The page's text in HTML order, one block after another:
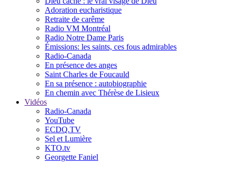
Adoration eucharistique
Retraite de carême
Radio VM Montréal
Radio Notre Dame Paris
Émissions: les saints, ces fous admirables
Radio-Canada
En présence des anges
Saint Charles de Foucauld
En sa présence : autobiographie
En chemin avec Thérèse de Lisieux
Vidéos
Radio-Canada
YouTube
ECDQ.TV
Sel et Lumière
KTO.tv
Georgette Faniel